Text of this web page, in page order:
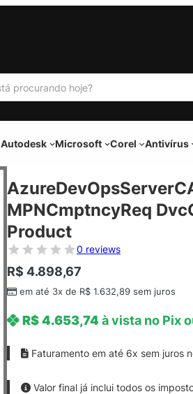
Autodesk Microsoft Corel Antivírus
MPNCmptncyReq
Product
0 reviews
R$ 4.898,67
em até 3x de R$ 1.632,89 sem juros
R$4.653,74 à vista no Pix
Faturamento em até 6x sem juros
Valor final já inclui todos os